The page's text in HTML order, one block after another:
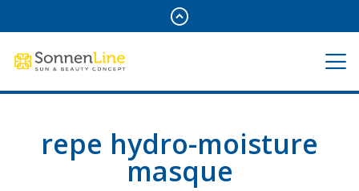
repe hydro-moisture
masque